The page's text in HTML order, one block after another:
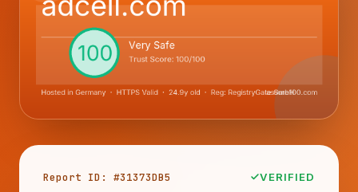
Report ID: #31373DB5 VERIFIED